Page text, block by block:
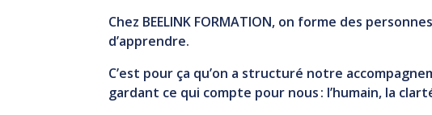
Chez BEELINK FORMATION, on forme des
d’apprendre.
C’est pour ça qu’on a structuré notre
gardant ce qui compte pour nous : l’humain, la